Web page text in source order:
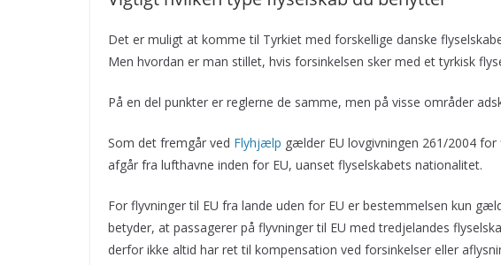
Det er muligt at komme til Tyrkiet med forskellige danske
Men hvordan er man stillet, hvis forsinkelsen sker med et tyrkisk
På en del punkter er reglerne de samme, men på visse områder
Som det fremgår ved Flyhjælp gælder EU lovgivningen 261/2004
afgår fra lufthavne inden for EU, uanset flyselskabets nationalitet.
For flyvninger til EU fra lande uden for EU er bestemmelsen kun
betyder, at passagerer på flyvninger til EU med tredjelandes
derfor ikke altid har ret til kompensation ved forsinkelser eller